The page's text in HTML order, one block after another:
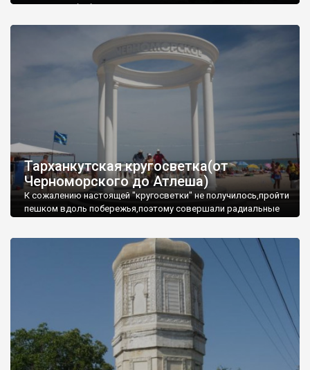
запрошую відвідати це
Тарханкутская кругосветка(от
Черноморского до Атлеша)
К сожалению настоящей "кругосветки" не получилось,пройти
пешком вдоль побережья,поэтому совершали радиальные